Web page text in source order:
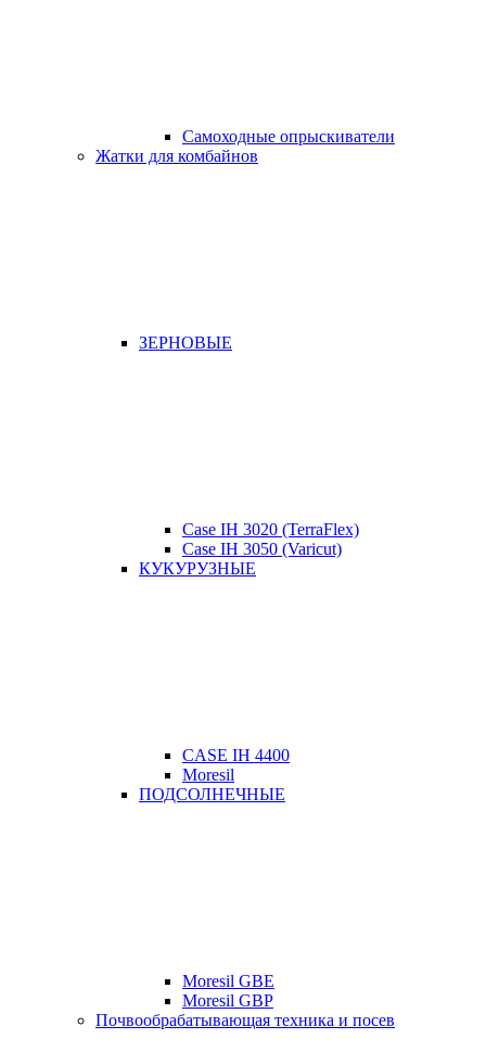
Самоходные опрыскиватели
Жатки для комбайнов
ЗЕРНОВЫЕ
Case IH 3020 (TerraFlex)
Case IH 3050 (Varicut)
КУКУРУЗНЫЕ
CASE IH 4400
Moresil
ПОДСОЛНЕЧНЫЕ
Moresil GBE
Moresil GBP
Почвообрабатывающая техника и посев